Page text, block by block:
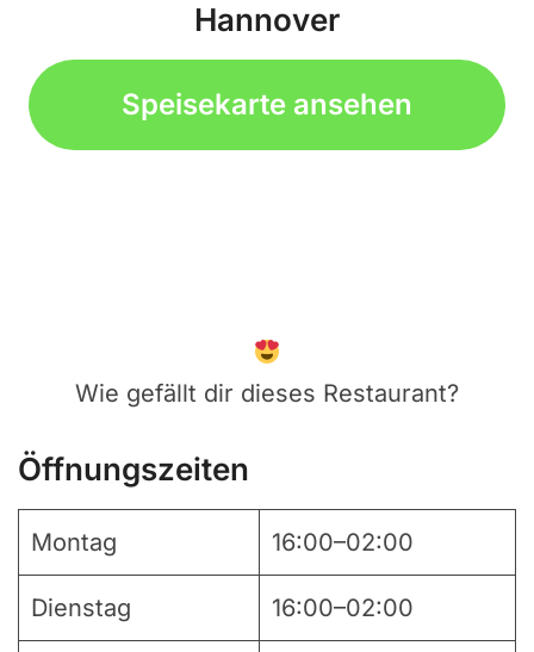
Hannover
Speisekarte ansehen
Wie gefällt dir dieses Restaurant?
Öffnungszeiten
Montag 16:00–02:00
Dienstag 16:00–02:00